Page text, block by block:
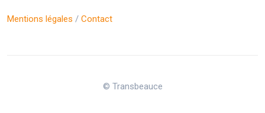
Mentions légales / Contact
© Transbeauce